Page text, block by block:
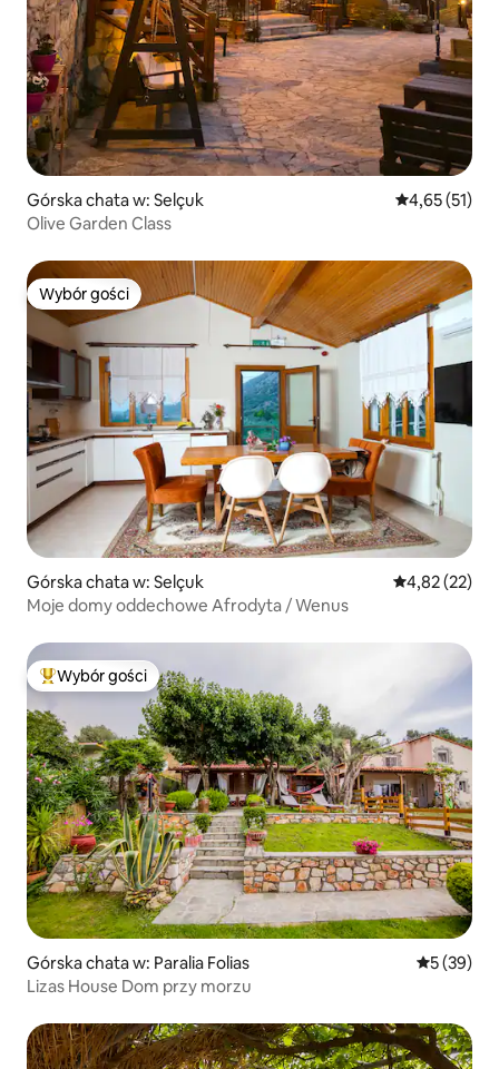
Górska chata w: Selçuk Średnia
4,65 (51)
Olive Garden Class
Wybór gości
Wybór gości
Górska chata w: Selçuk Średnia
4,82 (22)
Moje domy oddechowe Afrodyta / Wenus
Najpopularniejsze z kategorii Wybór gości
Wybór gości
Górska chata w: Paralia Folias Średnia
5 (39)
Lizas House Dom przy morzu